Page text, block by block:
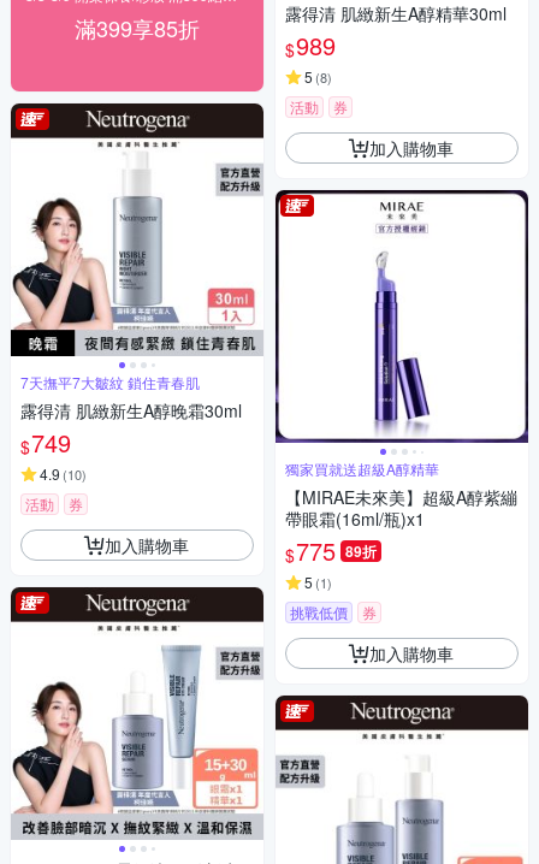
滿399享85折
7天撫平7大皺紋 鎖住青春肌
露得清 肌緻新生A醇晚霜30ml
$749
4.9 (10)
活動 券
加入購物車
露得清 肌緻新生A醇精華30ml
$989
5 (8)
活動 券
加入購物車
獨家買就送超級A醇精華
【MIRAE未來美】超級A醇紫繃
帶眼霜(16ml/瓶)x1
$775 89折
5 (1)
挑戰低價 券
加入購物車